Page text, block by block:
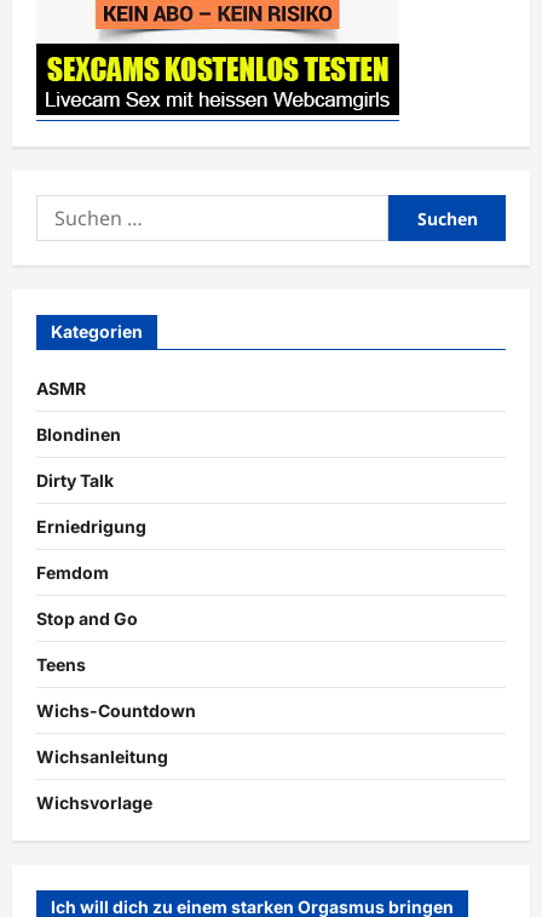
Suchen
nach:
Kategorien
ASMR
Blondinen
Dirty Talk
Erniedrigung
Femdom
Stop and Go
Teens
Wichs-Countdown
Wichsanleitung
Wichsvorlage
Ich will dich zu einem starken Orgasmus bringen